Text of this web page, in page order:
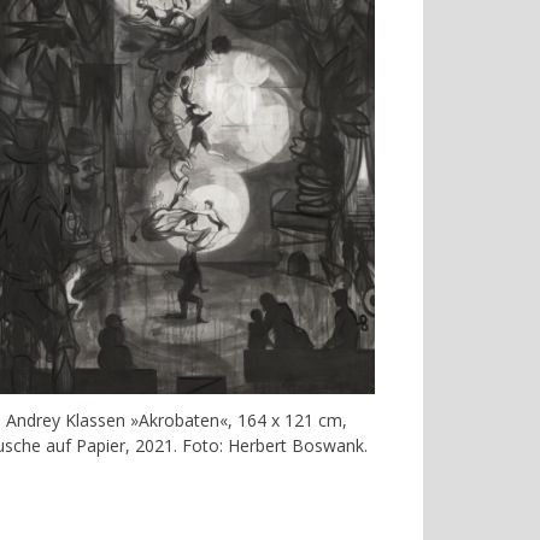
Andrey Klassen »Akrobaten«, 164 x 121 cm,
auf Papier, 2021. Foto: Herbert Boswank.